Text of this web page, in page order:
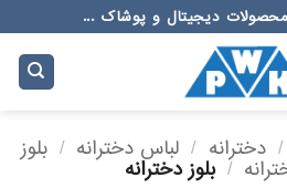
محصولات دیجیتال و پوشاک ...
/ دخترانه / لباس دخترانه / بلوز
/ بلوز دخترانه